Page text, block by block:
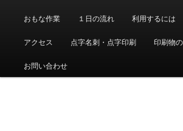
おもな作業 １日の流れ 利用するには
アクセス 点字名刺・点字印刷 印刷物
お問い合わせ